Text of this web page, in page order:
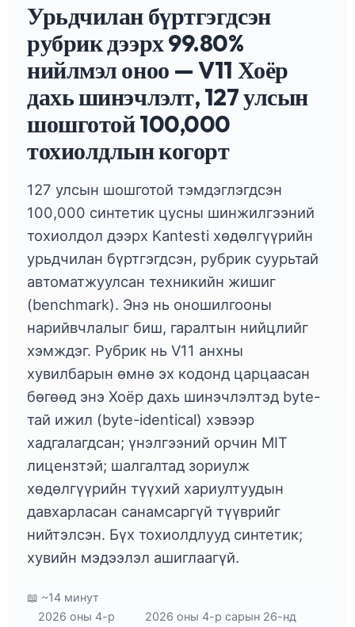
Урьдчилан бүртгэгдсэн
рубрик дээрх 99.80%
нийлмэл оноо — V11 Хоёр
дахь шинэчлэлт, 127 улсын
шошготой 100,000
тохиолдлын когорт
127 улсын шошготой тэмдэглэгдсэн
100,000 синтетик цусны шинжилгээний
тохиолдол дээрх Kantesti хөдөлгүүрийн
урьдчилан бүртгэгдсэн, рубрик суурьтай
автоматжуулсан техникийн жишиг
(benchmark). Энэ нь оношилгооны
нарийвчлалыг биш, гаралтын нийцлийг
хэмждэг. Рубрик нь V11 анхны
хувилбарын өмнө эх кодонд царцаасан
бөгөөд энэ Хоёр дахь шинэчлэлтэд byte-
тай ижил (byte-identical) хэвээр
хадгалагдсан; үнэлгээний орчин MIT
лицензтэй; шалгалтад зориулж
хөдөлгүүрийн түүхий хариултуудын
давхарласан санамсаргүй түүврийг
нийтэлсэн. Бүх тохиолдлууд синтетик;
хувийн мэдээлэл ашиглаагүй.
📖 ~14 минут
2026 оны 4-р
2026 оны 4-р сарын 26-нд